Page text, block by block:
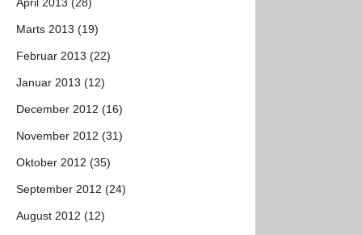
Marts 2013 (19)
Februar 2013 (22)
Januar 2013 (12)
December 2012 (16)
November 2012 (31)
Oktober 2012 (35)
September 2012 (24)
August 2012 (12)